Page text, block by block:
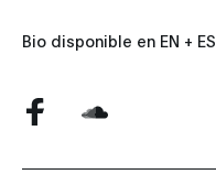
Bio disponible en EN + ES